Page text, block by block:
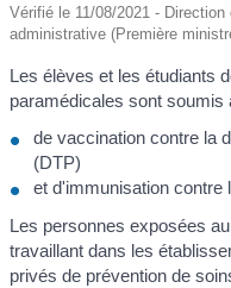
Vérifié le 11/08/2021 -
administrative (Première
Les élèves et les étudiants
paramédicales sont soumis
de vaccination contre la
(DTP)
et d'immunisation contre
Les personnes exposées
travaillant dans les
privés de prévention de